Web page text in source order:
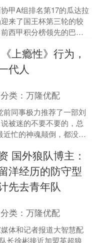
甲A组排名第17的瓜达拉
来了国王杯第三轮的较
西甲积分榜领先的巴塞
胜1....
上瘾性》行为，
代人
分类：万隆优配
前同事极力推荐了一部刘
被迷的不要不要的，总
近忙的神魂颠倒，都没时
确....
国外狼队博主：
洋经历的防守型
先去青年队
分类：万隆优配
体和记者报道大智慧配
长徐彬接近加盟英超狼